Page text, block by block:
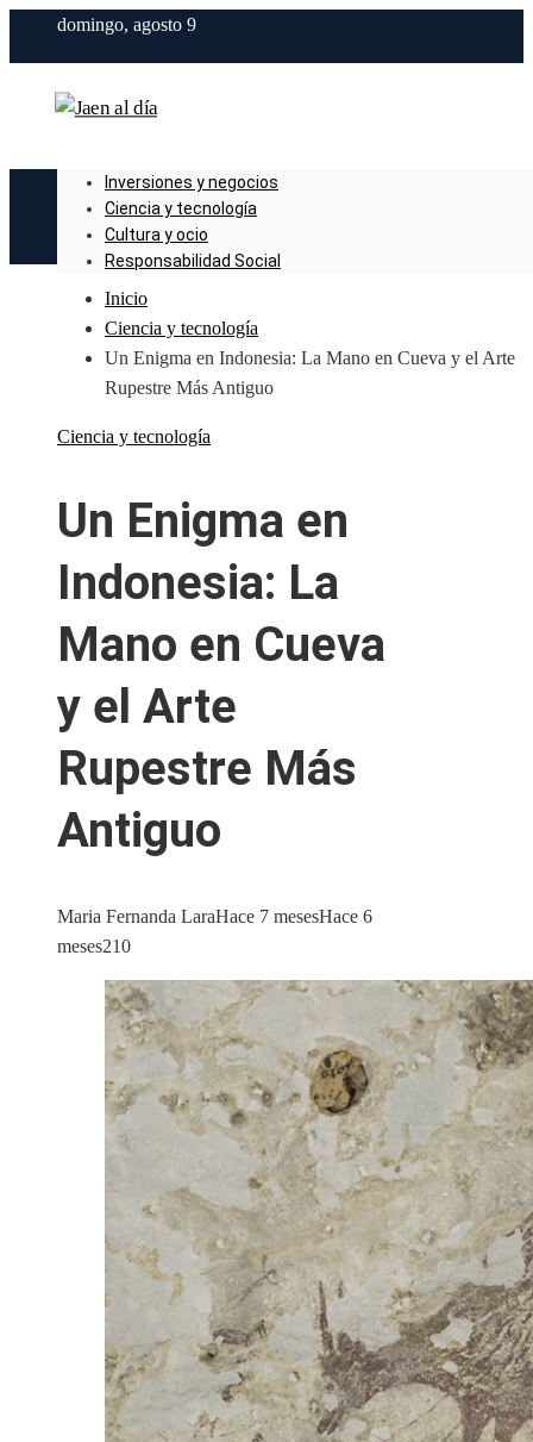
domingo, agosto 9
Inversiones y negocios
Ciencia y tecnología
Cultura y ocio
Responsabilidad Social
Inicio
Ciencia y tecnología
Un Enigma en Indonesia: La Mano en Cueva y el Arte
Rupestre Más Antiguo
Ciencia y tecnología
Un Enigma en
Indonesia: La
Mano en Cueva
y el Arte
Rupestre Más
Antiguo
Maria Fernanda LaraHace 7 mesesHace 6
meses210